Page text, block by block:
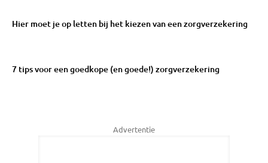
Hier moet je op letten bij het kiezen van een zorgverzekering
7 tips voor een goedkope (en goede!) zorgverzekering
Advertentie